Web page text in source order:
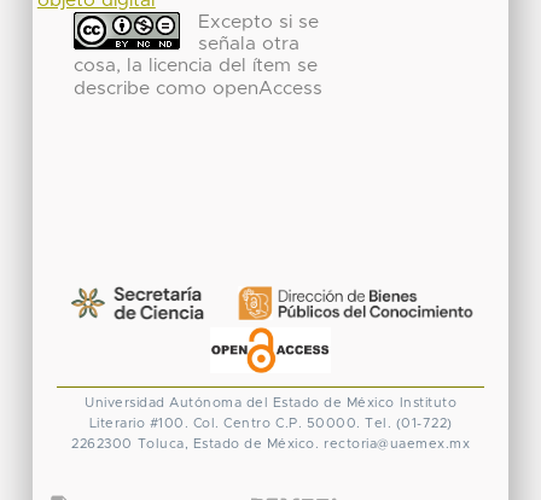
Excepto si se
señala otra
cosa, la licencia del ítem se
describe como openAccess
Universidad Autónoma del Estado de México
Instituto
Literario #100. Col. Centro C.P. 50000. Tel. (01-722)
2262300 Toluca, Estado de México. rectoria@uaemex.mx